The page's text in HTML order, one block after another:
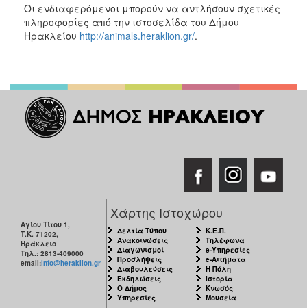
Οι ενδιαφερόμενοι μπορούν να αντλήσουν σχετικές
πληροφορίες από την ιστοσελίδα του Δήμου
Ηρακλείου http://animals.heraklion.gr/.
Αγίου Τίτου 1,
Τ.Κ. 71202,
Ηράκλειο
Τηλ.: 2813-409000
email:info@heraklion.gr
Χάρτης Ιστοχώρου
Δελτία Τύπου
Ανακοινώσεις
Διαγωνισμοί
Προσλήψεις
Διαβουλεύσεις
Εκδηλώσεις
Ο Δήμος
Υπηρεσίες
Κ.Ε.Π.
Τηλέφωνα
e-Υπηρεσίες
e-Αιτήματα
Η Πόλη
Ιστορία
Κνωσός
Μουσεία